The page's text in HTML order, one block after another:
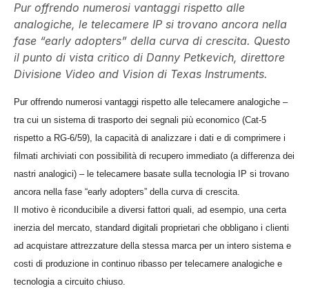
Pur offrendo numerosi vantaggi rispetto alle
analogiche, le telecamere IP si trovano ancora nella
fase “early adopters” della curva di crescita. Questo
il punto di vista critico di Danny Petkevich, direttore
Divisione Video and Vision di Texas Instruments.
Pur offrendo numerosi vantaggi rispetto alle telecamere analogiche –
tra cui un sistema di trasporto dei segnali più economico (Cat-5
rispetto a RG-6/59), la capacità di analizzare i dati e di comprimere i
filmati archiviati con possibilità di recupero immediato (a differenza dei
nastri analogici) – le telecamere basate sulla tecnologia IP si trovano
ancora nella fase “early adopters” della curva di crescita.
Il motivo è riconducibile a diversi fattori quali, ad esempio, una certa
inerzia del mercato, standard digitali proprietari che obbligano i clienti
ad acquistare attrezzature della stessa marca per un intero sistema e
costi di produzione in continuo ribasso per telecamere analogiche e
tecnologia a circuito chiuso.